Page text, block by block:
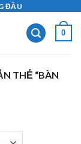
ĐẦU
0
THẺ “BÀN